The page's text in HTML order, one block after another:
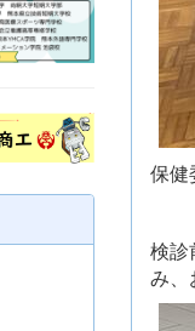
保健
検診
み、